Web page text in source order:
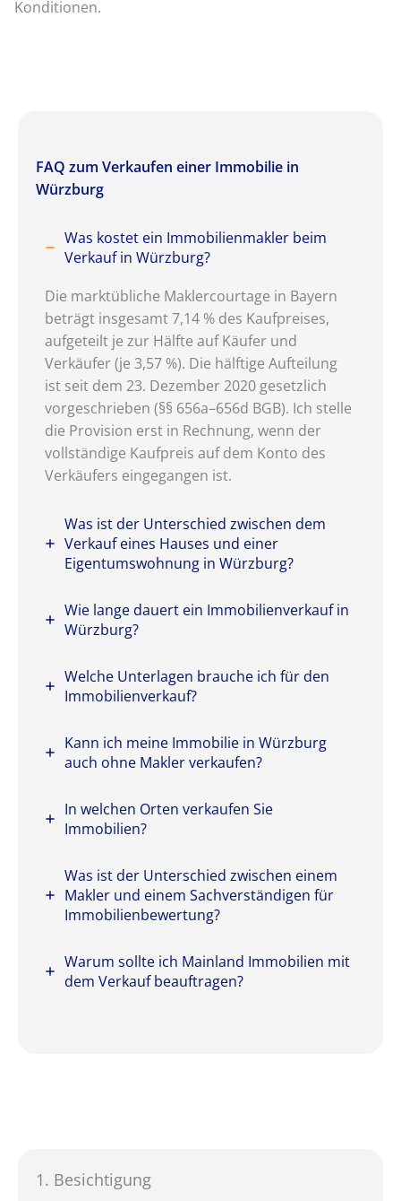
Konditionen.
FAQ zum Verkaufen einer Immobilie in
Würzburg
Was kostet ein Immobilienmakler beim
Verkauf in Würzburg?
Die marktübliche Maklercourtage in Bayern
beträgt insgesamt 7,14 % des Kaufpreises,
aufgeteilt je zur Hälfte auf Käufer und
Verkäufer (je 3,57 %). Die hälftige Aufteilung
ist seit dem 23. Dezember 2020 gesetzlich
vorgeschrieben (§§ 656a–656d BGB). Ich stelle
die Provision erst in Rechnung, wenn der
vollständige Kaufpreis auf dem Konto des
Verkäufers eingegangen ist.
Was ist der Unterschied zwischen dem
Verkauf eines Hauses und einer
Eigentumswohnung in Würzburg?
Wie lange dauert ein Immobilienverkauf in
Würzburg?
Welche Unterlagen brauche ich für den
Immobilienverkauf?
Kann ich meine Immobilie in Würzburg
auch ohne Makler verkaufen?
In welchen Orten verkaufen Sie
Immobilien?
Was ist der Unterschied zwischen einem
Makler und einem Sachverständigen für
Immobilienbewertung?
Warum sollte ich Mainland Immobilien mit
dem Verkauf beauftragen?
1. Besich­tigung